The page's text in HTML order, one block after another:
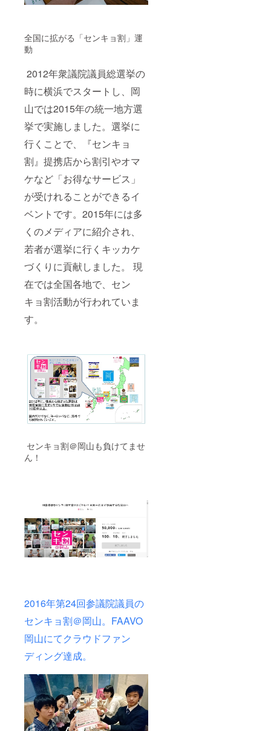
全国に拡がる「センキョ割」運
動
2012年衆議院議員総選挙の
時に横浜でスタートし、岡
山では2015年の統一地方選
挙で実施しました。選挙に
行くことで、『センキョ
割』提携店から割引やオマ
ケなど「お得なサービス」
が受けれることができるイ
ベントです。2015年には多
くのメディアに紹介され、
若者が選挙に行くキッカケ
づくりに貢献しました。 現
在では全国各地で、セン
キョ割活動が行われていま
す。
センキョ割＠岡山も負けてませ
ん！
2016年第24回参議院議員の
センキョ割＠岡山。FAAVO
岡山にてクラウドファン
ディング達成。